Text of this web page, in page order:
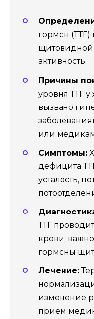
гормон
щитовидной
активность.
Причины
уровня ТТГ
вызвано
или
Симптомы:
дефицита
усталость,
ТТГ
крови;
гормоны
Лечение:
изменение
прием